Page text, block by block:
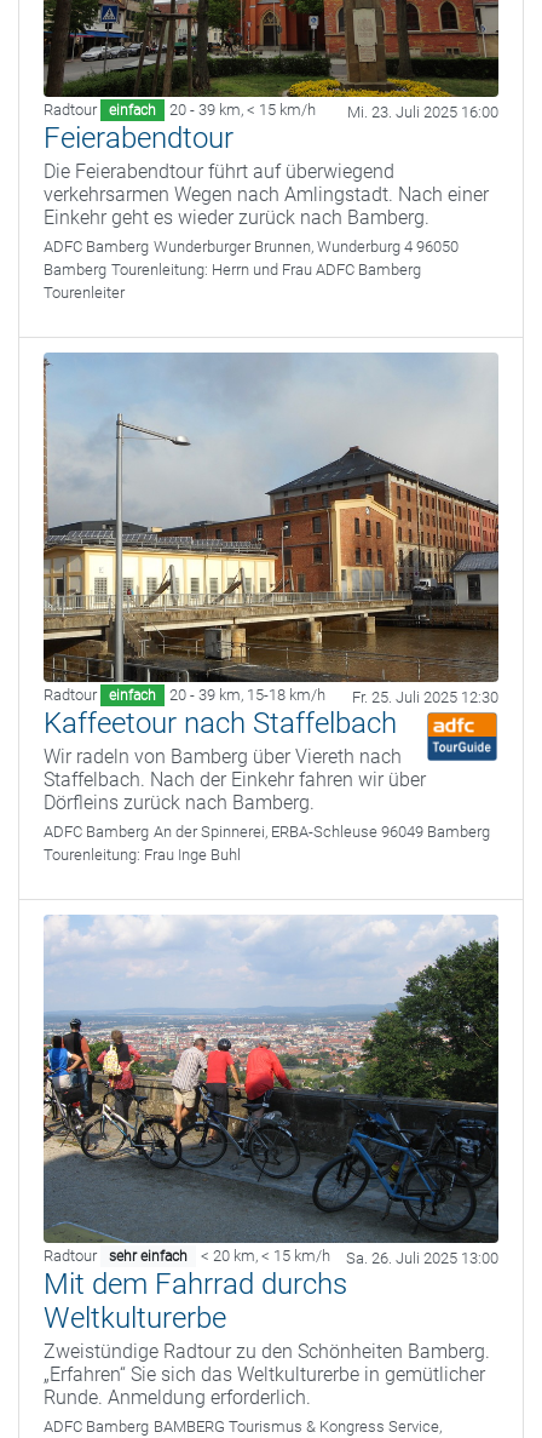
Radtour einfach 20 - 39 km, < 15 km/h Mi. 23. Juli 2025 16:00
Feierabendtour
Die Feierabendtour führt auf überwiegend
verkehrsarmen Wegen nach Amlingstadt. Nach einer
Einkehr geht es wieder zurück nach Bamberg.
ADFC Bamberg Wunderburger Brunnen, Wunderburg 4 96050
Bamberg Tourenleitung: Herrn und Frau ADFC Bamberg
Tourenleiter
Radtour einfach 20 - 39 km, 15-18 km/h Fr. 25. Juli 2025 12:30
Kaffeetour nach Staffelbach
Wir radeln von Bamberg über Viereth nach
Staffelbach. Nach der Einkehr fahren wir über
Dörfleins zurück nach Bamberg.
ADFC Bamberg An der Spinnerei, ERBA-Schleuse 96049 Bamberg
Tourenleitung: Frau Inge Buhl
Radtour sehr einfach < 20 km, < 15 km/h Sa. 26. Juli 2025 13:00
Mit dem Fahrrad durchs
Weltkulturerbe
Zweistündige Radtour zu den Schönheiten Bamberg.
„Erfahren“ Sie sich das Weltkulturerbe in gemütlicher
Runde. Anmeldung erforderlich.
ADFC Bamberg BAMBERG Tourismus & Kongress Service,